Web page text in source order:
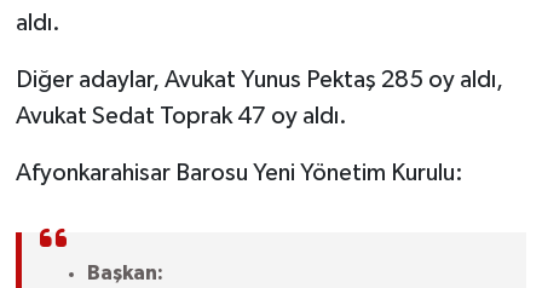
aldı.
Diğer adaylar, Avukat Yunus Pektaş 285 oy aldı,
Avukat Sedat Toprak 47 oy aldı.
Afyonkarahisar Barosu Yeni Yönetim Kurulu:
Başkan: